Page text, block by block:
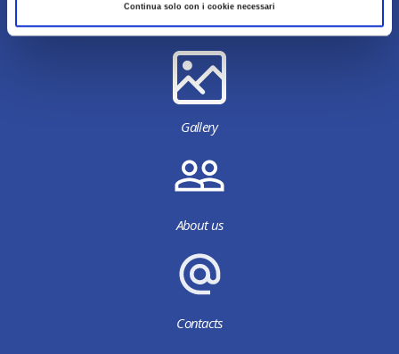
Continua solo con i cookie necessari
Download
Gallery
About us
Contacts